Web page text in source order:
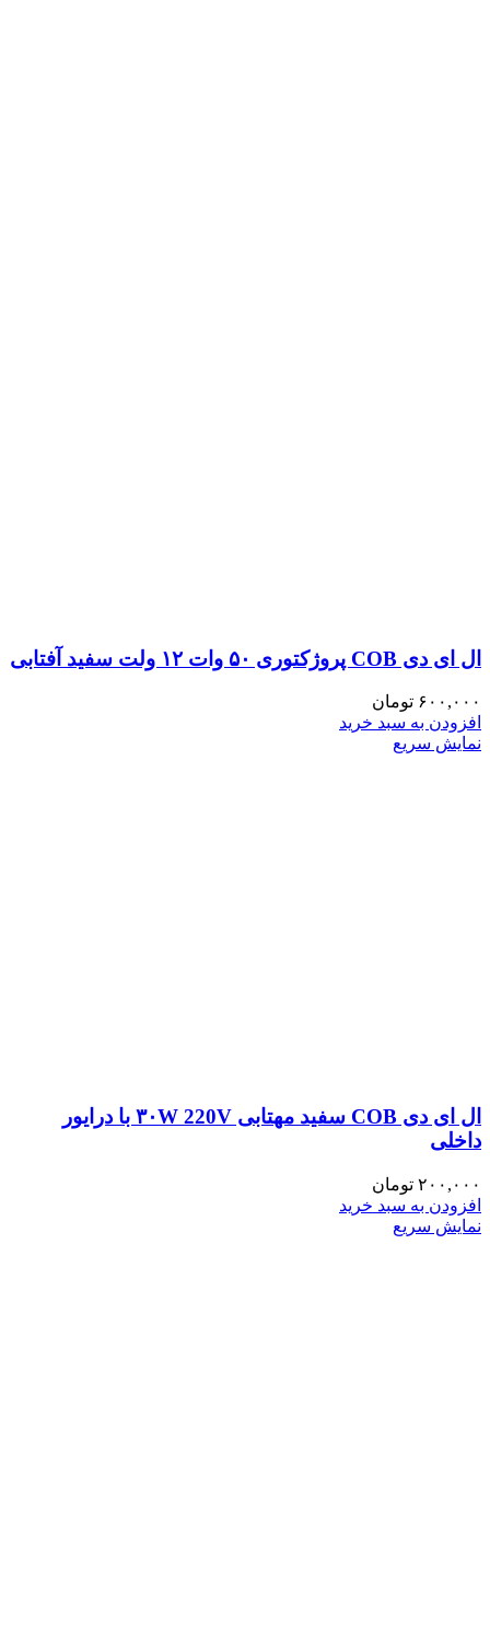
ال ای دی COB پروژکتوری ۵۰ وات ۱۲ ولت سفید آفتابی
۶۰۰,۰۰۰ تومان
افزودن به سبد خرید
نمایش سریع
ال ای دی COB سفید مهتابی ۳۰W 220V با درایور
داخلی
۲۰۰,۰۰۰ تومان
افزودن به سبد خرید
نمایش سریع